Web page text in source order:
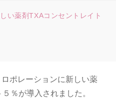
い薬剤TXAコンセントレイト
ポレーションに新しい薬
５％が導入されました。